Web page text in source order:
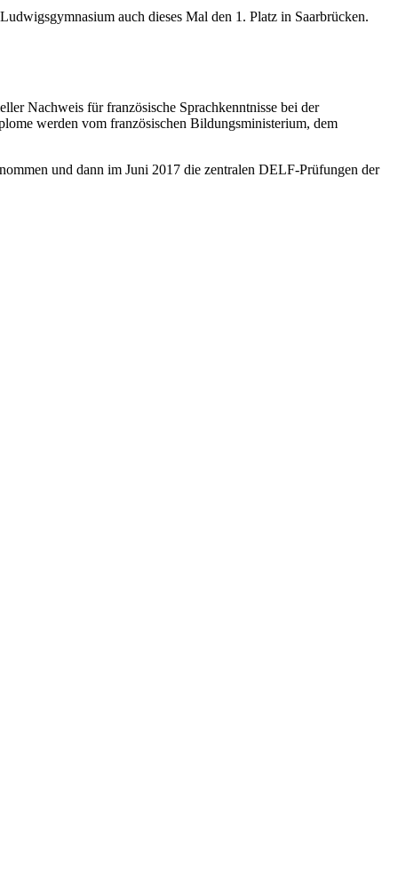
auch dieses Mal den 1. Platz in Saarbrücken.
Nachweis für französische Sprachkenntnisse bei der
werden vom französischen Bildungsministerium, dem
und dann im Juni 2017 die zentralen DELF-Prüfungen der